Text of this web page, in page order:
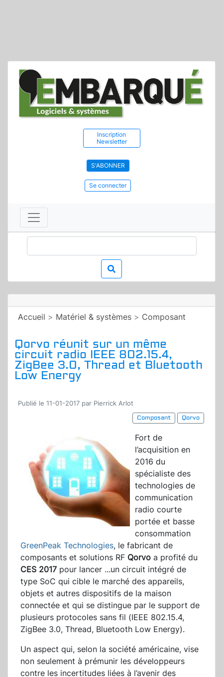
Inscription
Newsletter
S'ABONNER
Se connecter
Accueil > Matériel & systèmes > Composant
Qorvo réunit sur un même
circuit radio IEEE 802.15.4,
ZigBee 3.0, Thread et Bluetooth
Low Energy
Publié le 11-01-2017 par Pierrick Arlot
Composant
Qorvo
Fort de
l’acquisition en
2016 du
spécialiste des
technologies de
communication
radio courte
portée et basse
consommation
GreenPeak Technologies, le fabricant de
composants et solutions RF Qorvo a profité du
CES 2017 pour lancer ...un circuit intégré de
type SoC qui cible le marché des appareils,
objets et autres dispositifs de la maison
connectée et qui se distingue par le support de
plusieurs protocoles sans fil (IEEE 802.15.4,
ZigBee 3.0, Thread, Bluetooth Low Energy).
Un aspect qui, selon la société américaine, vise
non seulement à prémunir les développeurs
contre les incertitudes liées à l’avenir des